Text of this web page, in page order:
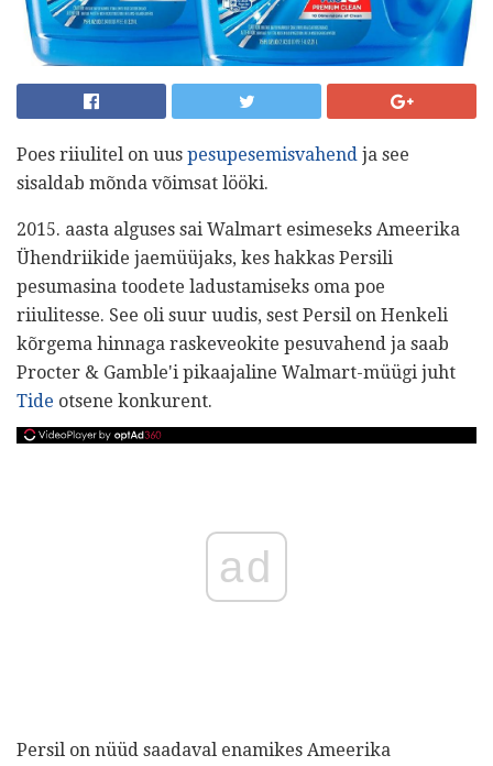
Poes riiulitel on uus pesupesemisvahend ja see
sisaldab mõnda võimsat lööki.
2015. aasta alguses sai Walmart esimeseks Ameerika
Ühendriikide jaemüüjaks, kes hakkas Persili
pesumasina toodete ladustamiseks oma poe
riiulitesse. See oli suur uudis, sest Persil on Henkeli
kõrgema hinnaga raskeveokite pesuvahend ja saab
Procter & Gamble'i pikaajaline Walmart-müügi juht
Tide otsene konkurent.
ad
Persil on nüüd saadaval enamikes Ameerika